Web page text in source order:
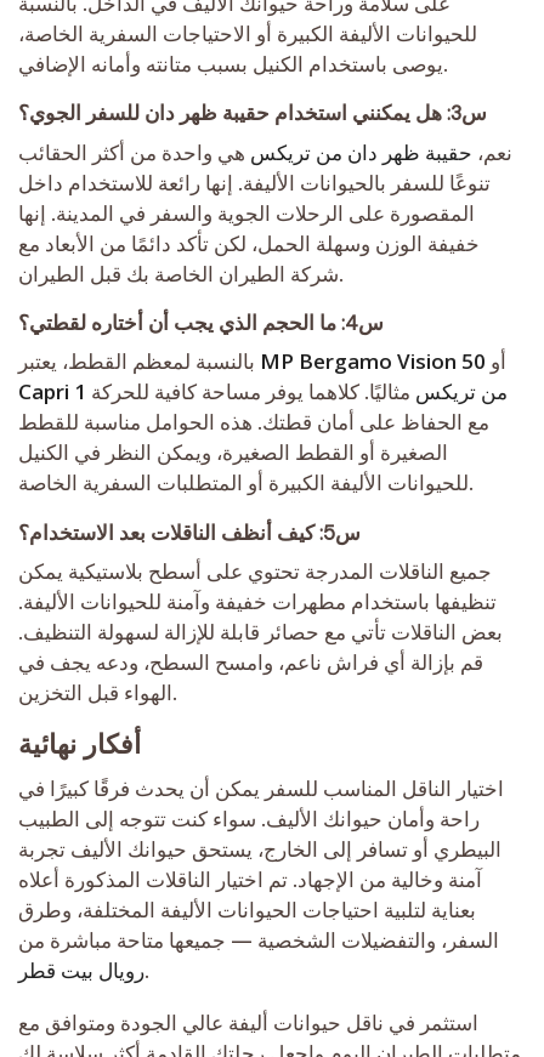
للحيوانات الأليفة الكبيرة أو الاحتياجات السفرية الخاصة،
يوصى باستخدام الكنيل بسبب متانته وأمانه الإضافي.
س3: هل يمكنني استخدام حقيبة ظهر دان للسفر الجوي؟
نعم، حقيبة ظهر دان من تريكس هي واحدة من أكثر الحقائب
تنوعًا للسفر بالحيوانات الأليفة. إنها رائعة للاستخدام داخل
المقصورة على الرحلات الجوية والسفر في المدينة. إنها
خفيفة الوزن وسهلة الحمل، لكن تأكد دائمًا من الأبعاد مع
شركة الطيران الخاصة بك قبل الطيران.
س4: ما الحجم الذي يجب أن أختاره لقطتي؟
MP Bergamo Vision 50 أو
Capri 1 من تريكس مثاليًا. كلاهما يوفر مساحة كافية للحركة
مع الحفاظ على أمان قطتك. هذه الحوامل مناسبة للقطط
الصغيرة أو القطط الصغيرة، ويمكن النظر في الكنيل
للحيوانات الأليفة الكبيرة أو المتطلبات السفرية الخاصة.
س5: كيف أنظف الناقلات بعد الاستخدام؟
جميع الناقلات المدرجة تحتوي على أسطح بلاستيكية يمكن
تنظيفها باستخدام مطهرات خفيفة وآمنة للحيوانات الأليفة.
بعض الناقلات تأتي مع حصائر قابلة للإزالة لسهولة التنظيف.
قم بإزالة أي فراش ناعم، وامسح السطح، ودعه يجف في
الهواء قبل التخزين.
أفكار نهائية
اختيار الناقل المناسب للسفر يمكن أن يحدث فرقًا كبيرًا في
راحة وأمان حيوانك الأليف. سواء كنت تتوجه إلى الطبيب
البيطري أو تسافر إلى الخارج، يستحق حيوانك الأليف تجربة
آمنة وخالية من الإجهاد. تم اختيار الناقلات المذكورة أعلاه
بعناية لتلبية احتياجات الحيوانات الأليفة المختلفة، وطرق
السفر، والتفضيلات الشخصية — جميعها متاحة مباشرة من
رويال بيت قطر.
استثمر في ناقل حيوانات أليفة عالي الجودة ومتوافق مع